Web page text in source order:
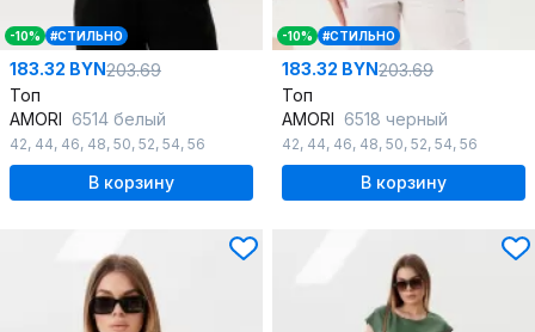
-10% #СТИЛЬНО
183.32 BYN203.69
Топ
AMORI 6514 белый
42, 44, 46, 48, 50, 52, 54, 56
В корзину
-10% #СТИЛЬНО
183.32 BYN203.69
Топ
AMORI 6518 черный
42, 44, 46, 48, 50, 52, 54, 56
В корзину